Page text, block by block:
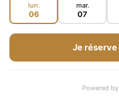
lun.
06
mar.
07
Je
Powered by